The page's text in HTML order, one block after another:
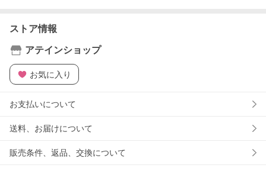
ストア情報
アテインショップ
お気に入り
お支払いについて
送料、お届けについて
販売条件、返品、交換について